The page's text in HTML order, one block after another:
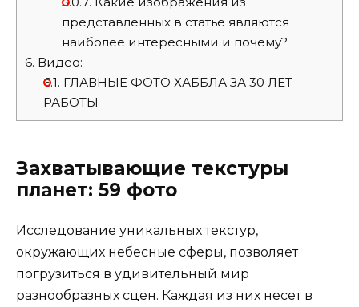
представленных в статье являются
наиболее интересными и почему?
6. Видео:
6.1. ГЛАВНЫЕ ФОТО ХАББЛА ЗА 30 ЛЕТ
РАБОТЫ
Захватывающие текстуры
планет: 59 фото
Исследование уникальных текстур,
окружающих небесные сферы, позволяет
погрузиться в удивительный мир
разнообразных сцен. Каждая из них несет в